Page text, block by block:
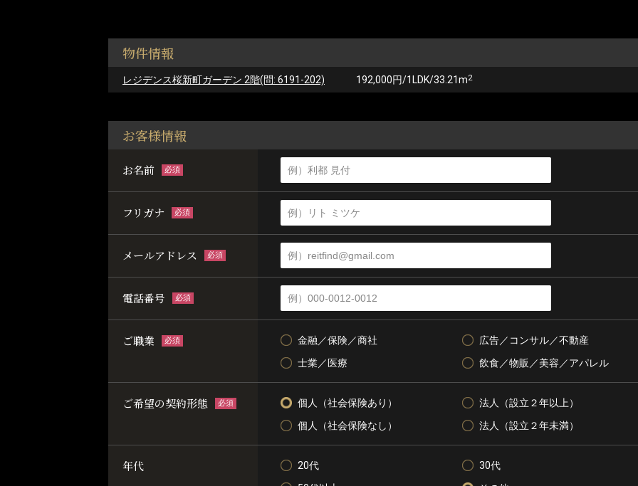
物件情報
レジデンス桜新町ガーデン 2階(問: 6191-202) 192,000円/1LDK/33.21m2
お客様情報
お名前 必須
フリガナ 必須
メールアドレス 必須
電話番号 必須
ご職業 必須 金融／保険／商社 広告／コンサル／不動産
士業／医療
飲食／物販／美容／アパレル
ご希望の契約形態 必須 個人（社会保険あり） 法人（設立２年以上）
個人（社会保険なし）
法人（設立２年未満）
年代 20代 30代